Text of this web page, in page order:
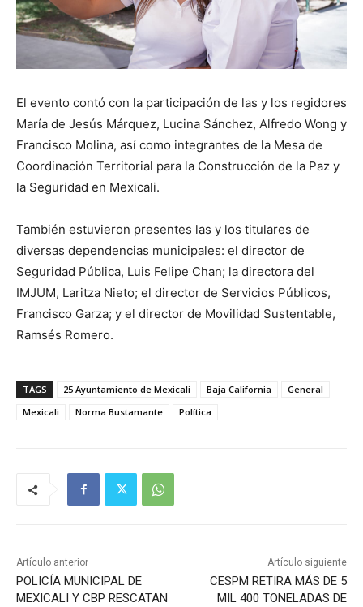
El evento contó con la participación de las y los regidores
María de Jesús Márquez, Lucina Sánchez, Alfredo Wong y
Francisco Molina, así como integrantes de la Mesa de
Coordinación Territorial para la Construcción de la Paz y
la Seguridad en Mexicali.
También estuvieron presentes las y los titulares de
diversas dependencias municipales: el director de
Seguridad Pública, Luis Felipe Chan; la directora del
IMJUM, Laritza Nieto; el director de Servicios Públicos,
Francisco Garza; y el director de Movilidad Sustentable,
Ramsés Romero.
TAGS 25 Ayuntamiento de Mexicali Baja California
General
Mexicali
Norma Bustamante Política
Artículo anterior
POLICÍA MUNICIPAL DE
MEXICALI Y CBP RESCATAN
Artículo siguiente
CESPM RETIRA MÁS DE 5
MIL 400 TONELADAS DE